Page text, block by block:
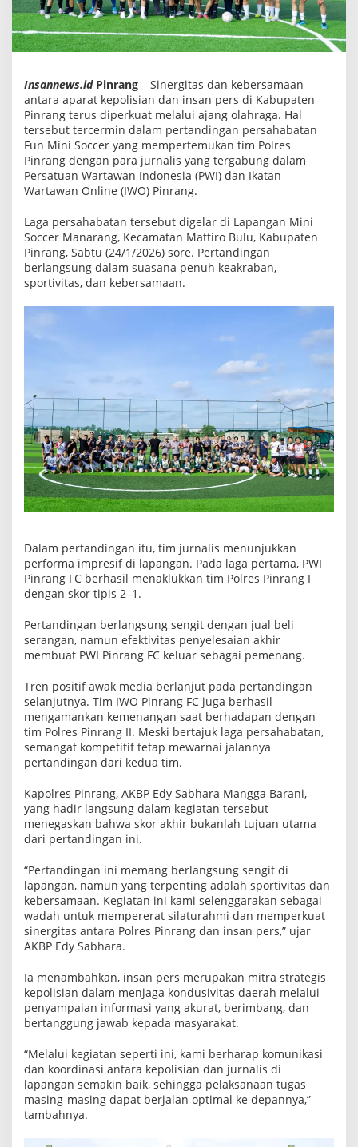
P
e
r
k
u
t
S
i
n
e
r
g
i
t
a
s
e
w
a
t
F
u
M
e
r
Insannews.id Pinrang – Sinergitas dan kebersamaan
antara aparat kepolisian dan insan pers di Kabupaten
Pinrang terus diperkuat melalui ajang olahraga. Hal
tersebut tercermin dalam pertandingan persahabatan
Fun Mini Soccer yang mempertemukan tim Polres
Pinrang dengan para jurnalis yang tergabung dalam
Persatuan Wartawan Indonesia (PWI) dan Ikatan
Wartawan Online (IWO) Pinrang.
Laga persahabatan tersebut digelar di Lapangan Mini
Soccer Manarang, Kecamatan Mattiro Bulu, Kabupaten
Pinrang, Sabtu (24/1/2026) sore. Pertandingan
berlangsung dalam suasana penuh keakraban,
sportivitas, dan kebersamaan.
Dalam pertandingan itu, tim jurnalis menunjukkan
performa impresif di lapangan. Pada laga pertama, PWI
Pinrang FC berhasil menaklukkan tim Polres Pinrang I
dengan skor tipis 2–1.
Pertandingan berlangsung sengit dengan jual beli
serangan, namun efektivitas penyelesaian akhir
membuat PWI Pinrang FC keluar sebagai pemenang.
Tren positif awak media berlanjut pada pertandingan
selanjutnya. Tim IWO Pinrang FC juga berhasil
mengamankan kemenangan saat berhadapan dengan
tim Polres Pinrang II. Meski bertajuk laga persahabatan,
semangat kompetitif tetap mewarnai jalannya
pertandingan dari kedua tim.
Kapolres Pinrang, AKBP Edy Sabhara Mangga Barani,
yang hadir langsung dalam kegiatan tersebut
menegaskan bahwa skor akhir bukanlah tujuan utama
dari pertandingan ini.
“Pertandingan ini memang berlangsung sengit di
lapangan, namun yang terpenting adalah sportivitas dan
kebersamaan. Kegiatan ini kami selenggarakan sebagai
wadah untuk mempererat silaturahmi dan memperkuat
sinergitas antara Polres Pinrang dan insan pers,” ujar
AKBP Edy Sabhara.
Ia menambahkan, insan pers merupakan mitra strategis
kepolisian dalam menjaga kondusivitas daerah melalui
penyampaian informasi yang akurat, berimbang, dan
bertanggung jawab kepada masyarakat.
“Melalui kegiatan seperti ini, kami berharap komunikasi
dan koordinasi antara kepolisian dan jurnalis di
lapangan semakin baik, sehingga pelaksanaan tugas
masing-masing dapat berjalan optimal ke depannya,”
tambahnya.